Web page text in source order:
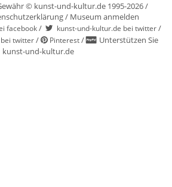
© kunst-und-kultur.de 1995-2026 /
/ Museum anmelden
facebook/ kunst-und-kultur.de bei twitter/
twitter/ Pinterest/
Unterstützen Sie
kunst-und-kultur.de